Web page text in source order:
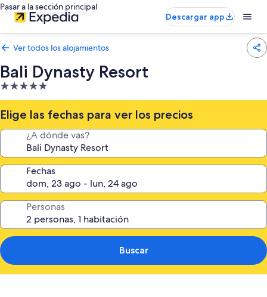
Pasar a la sección principal
Descargar app
Ver todos los alojamientos
Bali Dynasty Resort
Alojamiento
de
5.0 estrellas
Elige las fechas para ver los precios
¿A dónde vas?
Fechas
Personas
Buscar